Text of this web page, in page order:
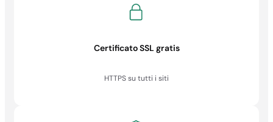
Certificato SSL gratis
HTTPS su tutti i siti